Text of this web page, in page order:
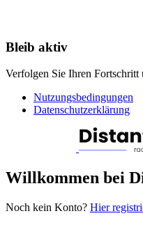
Bleib aktiv
Verfolgen Sie Ihren
Nutzungsbedingungen
Datenschutzerklärung
Willkommen bei
Noch kein Konto? Hier